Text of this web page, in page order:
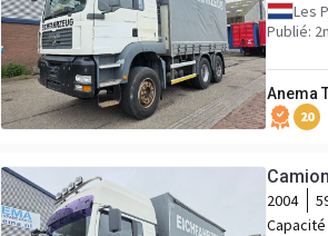
Les
Publié:
Anema
20
2004